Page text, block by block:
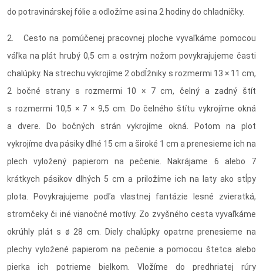
do potravinárskej fólie a odložíme asi na 2 hodiny do chladničky.
2. Cesto na pomúčenej pracovnej ploche vyvaľkáme pomocou
váľka na plát hrubý 0,5 cm a ostrým nožom povykrajujeme časti
chalúpky. Na strechu vykrojíme 2 obdĺžniky s rozmermi 13 × 11 cm,
2 bočné strany s rozmermi 10 × 7 cm, čelný a zadný štít
s rozmermi 10,5 × 7 × 9,5 cm. Do čelného štítu vykrojíme okná
a dvere. Do bočných strán vykrojíme okná. Potom na plot
vykrojíme dva pásiky dlhé 15 cm a široké 1 cm a prenesieme ich na
plech vyložený papierom na pečenie. Nakrájame 6 alebo 7
krátkych pásikov dlhých 5 cm a priložíme ich na laty ako stĺpy
plota. Povykrajujeme podľa vlastnej fantázie lesné zvieratká,
stromčeky či iné vianočné motívy. Zo zvyšného cesta vyvaľkáme
okrúhly plát s ø 28 cm. Diely chalúpky opatrne prenesieme na
plechy vyložené papierom na pečenie a pomocou štetca alebo
pierka ich potrieme bielkom. Vložíme do predhriatej rúry